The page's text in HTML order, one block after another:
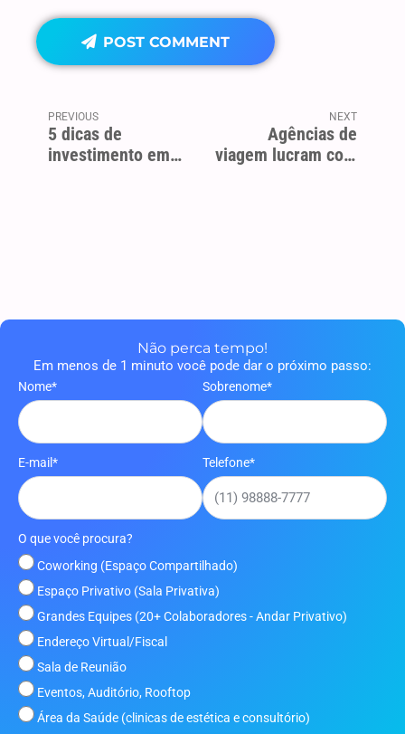
POST COMMENT
PREVIOUS
5 dicas de
investimento em
NEXT
Agências de
viagem lucram com
Não perca tempo!
Em menos de 1 minuto você pode dar o próximo passo:
Nome* Sobrenome*
E-mail* Telefone*
O que você procura?
Coworking (Espaço Compartilhado)
Espaço Privativo (Sala Privativa)
Grandes Equipes (20+ Colaboradores - Andar Privativo)
Endereço Virtual/Fiscal
Sala de Reunião
Eventos, Auditório, Rooftop
Área da Saúde (clinicas de estética e consultório)